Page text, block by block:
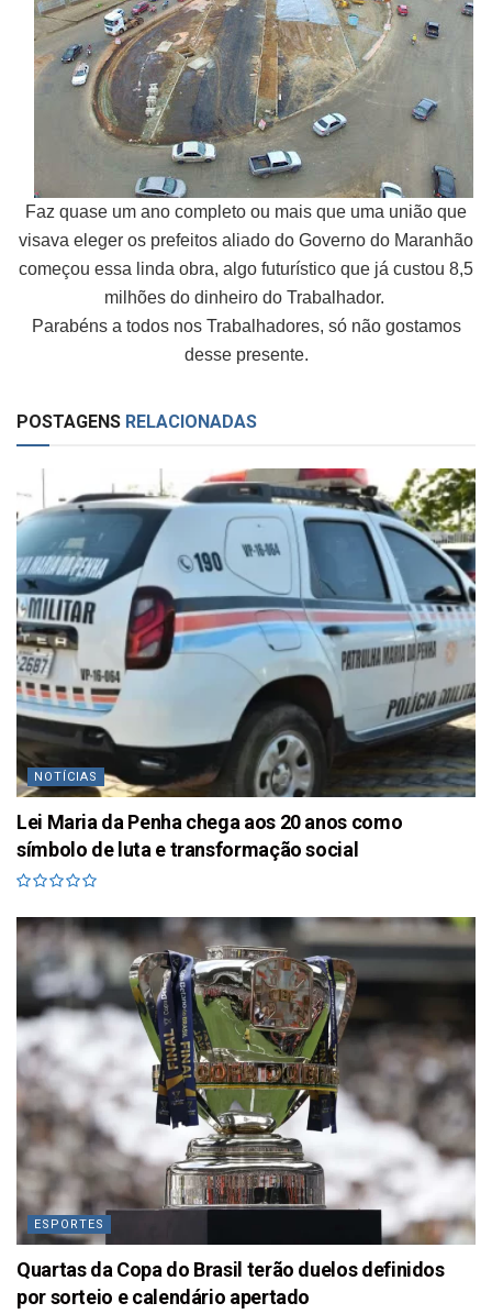
Faz quase um ano completo ou mais que uma união que
visava eleger os prefeitos aliado do Governo do Maranhão
começou essa linda obra, algo futurístico que já custou 8,5
milhões do dinheiro do Trabalhador.
Parabéns a todos nos Trabalhadores, só não gostamos
desse presente.
POSTAGENS RELACIONADAS
NOTÍCIAS
Lei Maria da Penha chega aos 20 anos como
símbolo de luta e transformação social
ESPORTES
Quartas da Copa do Brasil terão duelos definidos
por sorteio e calendário apertado